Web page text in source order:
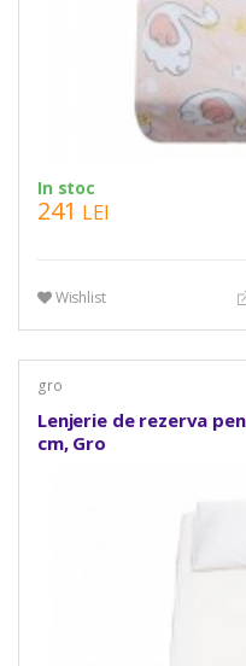
In stoc
241 LEI
Wishlist
gro
Lenjerie de rezerva
cm, Gro